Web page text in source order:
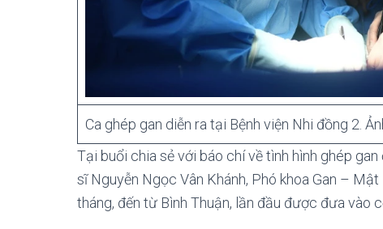
Ca ghép gan diễn ra tại Bệnh viện Nhi đồng 2.
Tại buổi chia sẻ với báo chí về tình hình ghép
sĩ Nguyễn Ngọc Vân Khánh, Phó khoa Gan –
tháng, đến từ Bình Thuận, lần đầu được đưa vào